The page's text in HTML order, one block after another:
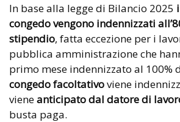
In base alla legge di Bilancio 2025
congedo vengono indennizzati
stipendio, fatta eccezione per i
pubblica amministrazione che
primo mese indennizzato al 100%
congedo facoltativoviene
vieneanticipato dal datore di
busta paga.